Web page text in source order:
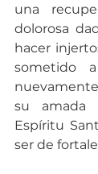
una
dolorosa
hacer
sometido
su amada
Espíritu
ser de